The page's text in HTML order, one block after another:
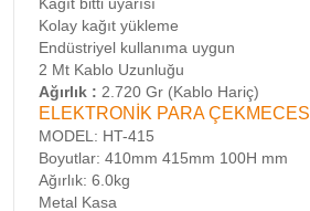
Kağıt bitti uyarısı
Kolay kağıt yükleme
Endüstriyel kullanıma uygun
2 Mt Kablo Uzunluğu
Ağırlık : 2.720 Gr (Kablo Hariç)
ELEKTRONİK PARA ÇEKMECESİ
MODEL: HT-415
Boyutlar: 410mm 415mm 100H mm
Ağırlık: 6.0kg
Metal Kasa